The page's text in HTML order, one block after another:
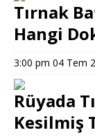
Tırnak
Hangi
3:00 pm 04 Tem
Rüyada
Kesilmiş